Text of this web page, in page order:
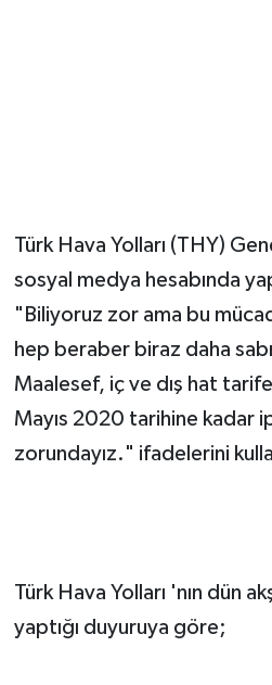
Türk Hava Yolları (THY)
sosyal medya hesabında
"Biliyoruz zor ama bu
hep beraber biraz daha
Maalesef, iç ve dış hat
Mayıs 2020 tarihine kadar
zorundayız." ifadelerini
Türk Hava Yolları 'nın dün
yaptığı duyuruya göre;